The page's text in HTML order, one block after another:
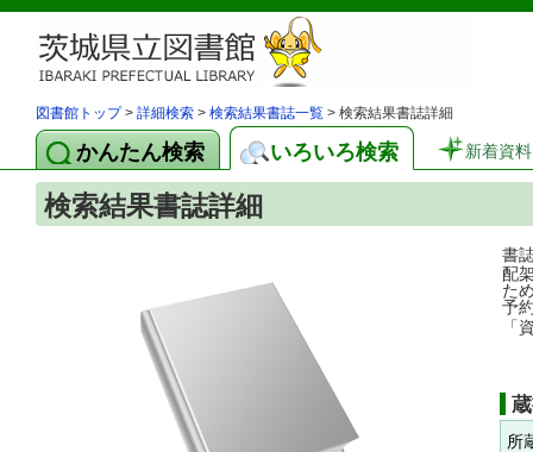
図書館トップ> 詳細検索 > 検索結果書誌一覧 > 検索結果書誌詳細
かんたん検索 いろいろ検索 新着資料
検索結果書誌詳細
書
配
た
予
「
所